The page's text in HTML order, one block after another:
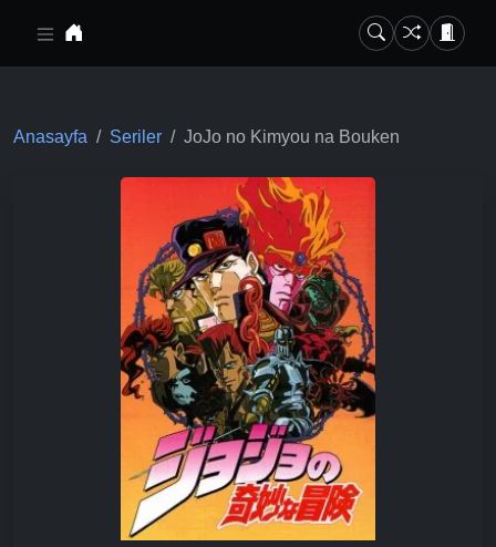
Anasayfa Seriler JoJo no Kimyou na Bouken